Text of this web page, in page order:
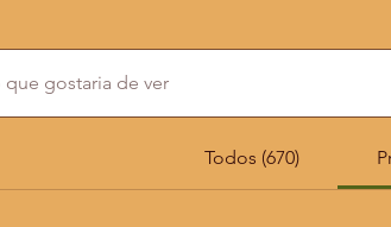
Seja bem
Todos (670)